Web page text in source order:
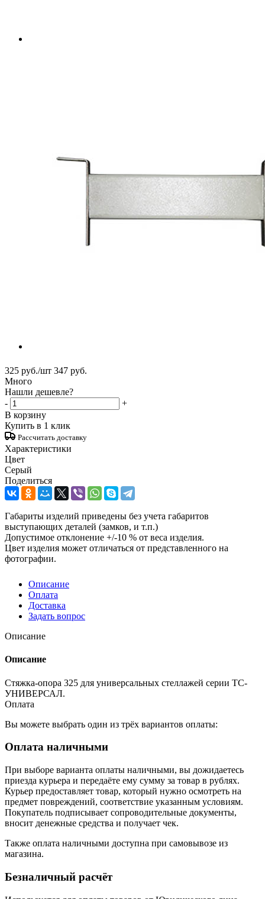
325 руб./шт 347 руб.
Много
Нашли дешевле?
-
+
В корзину
Купить в 1 клик
Рассчитать доставку
Характеристики
Цвет
Серый
Поделиться
Габариты изделий приведены без учета габаритов
выступающих деталей (замков, и т.п.)
Допустимое отклонение +/-10 % от веса изделия.
Цвет изделия может отличаться от представленного на
фотографии.
Описание
Оплата
Доставка
Задать вопрос
Описание
Описание
Стяжка-опора 325 для универсальных стеллажей серии ТС-
УНИВЕРСАЛ.
Оплата
Вы можете выбрать один из трёх вариантов оплаты:
Оплата наличными
При выборе варианта оплаты наличными, вы дожидаетесь
приезда курьера и передаёте ему сумму за товар в рублях.
Курьер предоставляет товар, который нужно осмотреть на
предмет повреждений, соответствие указанным условиям.
Покупатель подписывает сопроводительные документы,
вносит денежные средства и получает чек.
Также оплата наличными доступна при самовывозе из
магазина.
Безналичный расчёт